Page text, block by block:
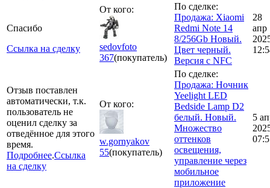
Спасибо
Ссылка на сделку
От кого:
sedovfoto
367(покупатель)
По сделке:
Продажа: Xiaomi
Redmi Note 14
8/256Gb Новый.
Цвет черный.
Версия с NFC
28
апр
Отзыв поставлен
автоматически, т.к.
пользователь не
оценил сделку за
отведённое для этого
время.
Подробнее.Ссылка
на сделку
От кого:
w.gornyakov
55(покупатель)
По сделке:
Продажа: Ночник
Yeelight LED
Bedside Lamp D2
белый. Новый.
Множество
оттенков
освещения,
управление через
мобильное
приложение
5